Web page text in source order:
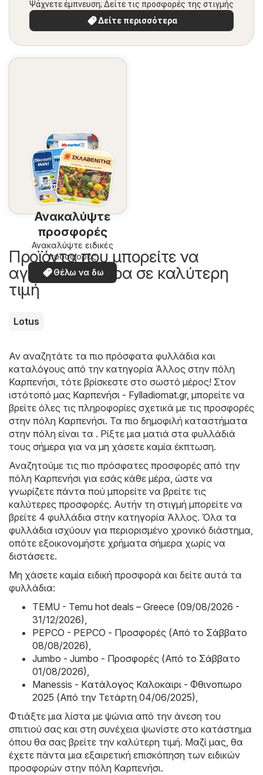
Ψάχνετε έμπνευση; Δείτε τις προσφορές της στιγμής
Δείτε περισσότερα
Ανακαλύψτε
προσφορές
Ανακαλύψτε ειδικές
προσφορές
Θέλω να δω
Προϊόντα που μπορείτε να
αγοράσετε τώρα σε καλύτερη
τιμή
Lotus
Αν αναζητάτε τα πιο πρόσφατα φυλλάδια και
καταλόγους από την κατηγορία Άλλος στην πόλη
Καρπενήσι, τότε βρίσκεστε στο σωστό μέρος! Στον
ιστότοπό μας Καρπενήσι - Fylladiomat.gr, μπορείτε να
βρείτε όλες τις πληροφορίες σχετικά με τις προσφορές
στην πόλη Καρπενήσι. Τα πιο δημοφιλή καταστήματα
στην πόλη είναι τα . Ρίξτε μια ματιά στα φυλλάδιά
τους σήμερα για να μη χάσετε καμία έκπτωση.
Αναζητούμε τις πιο πρόσφατες προσφορές από την
πόλη Καρπενήσι για εσάς κάθε μέρα, ώστε να
γνωρίζετε πάντα πού μπορείτε να βρείτε τις
καλύτερες προσφορές. Αυτήν τη στιγμή μπορείτε να
βρείτε 4 φυλλάδια στην κατηγορία Άλλος. Όλα τα
φυλλάδια ισχύουν για περιορισμένο χρονικό διάστημα,
οπότε εξοικονομήστε χρήματα σήμερα χωρίς να
διστάσετε.
Μη χάσετε καμία ειδική προσφορά και δείτε αυτά τα
φυλλάδια:
TEMU - Temu hot deals – Greece (09/08/2026 -
31/12/2026),
PEPCO - PEPCO - Προσφορές (Από το Σάββατο
08/08/2026),
Jumbo - Jumbo - Προσφορές (Από το Σάββατο
01/08/2026),
Manessis - Kατάλογος Καλοκαιρι - Φθινοπωρο
2025 (Από την Τετάρτη 04/06/2025),
Φτιάξτε μια λίστα με ψώνια από την άνεση του
σπιτιού σας και στη συνέχεια ψωνίστε στο κατάστημα
όπου θα σας βρείτε την καλύτερη τιμή. Μαζί μας, θα
έχετε πάντα μια εξαιρετική επισκόπηση των ειδικών
προσφορών στην πόλη Καρπενήσι.